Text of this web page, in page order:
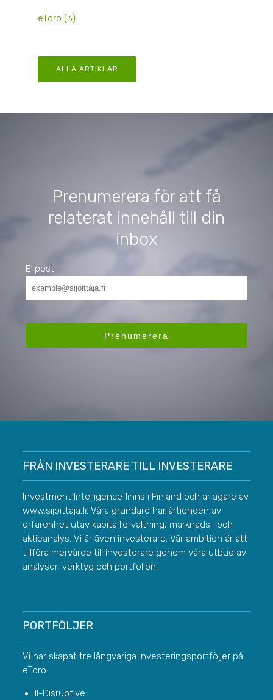
eToro (3)
ALLA ARTIKLAR
Prenumerera för att få
relaterat innehåll till din
inbox
E-post
FRÅN INVESTERARE TILL INVESTERARE
Investment Intelligence finns i Finland och är ägare av
www.sijoittaja.fi. Våra grundare har årtionden av
erfarenhet utav kapitalförvaltning, marknads- och
aktieanalys. Vi är även investerare. Vår ambition är att
tillföra mervärde till investerare genom våra utbud av
analyser, verktyg och portfolion.
PORTFÖLJER
Vi har skapat tre långvariga investeringsportföljer på
eToro:
II-Disruptive